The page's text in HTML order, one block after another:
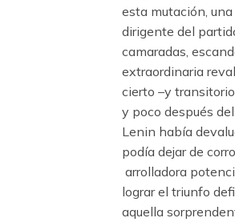
esta mutación,
dirigente del
camaradas,
extraordinaria
cierto –y
y poco después
Lenin había
podía dejar de
arrolladora
lograr el triunfo
aquella